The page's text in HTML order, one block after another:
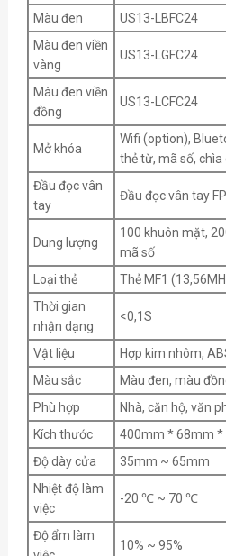
Màu đen
US13-LBFC24
Màu đen viền
vàng
US13-LGFC24
Màu đen viền
đồng
US13-LCFC24
Mở khóa
Wifi (option),
thẻ từ, mã số, chìa
Đầu đọc vân
tay
Đầu đọc vân tay
Dung lượng
100 khuôn mặt,
mã số
Loại thẻ
Thẻ MF1
Thời gian
nhận dạng
<0,1S
Vật liệu
Hợp kim nhôm,
Màu sắc
Màu đen, màu
Phù hợp
Nhà, căn hộ, văn
Kích thước
400mm * 68mm *
Độ dày cửa
35mm ~ 65mm
Nhiệt độ làm
việc
-20 ℃ ~ 70 ℃
Độ ẩm làm
10% ~ 95%